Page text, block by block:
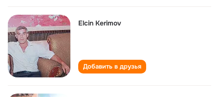
Elcin Kerimov
Добавить в друзья